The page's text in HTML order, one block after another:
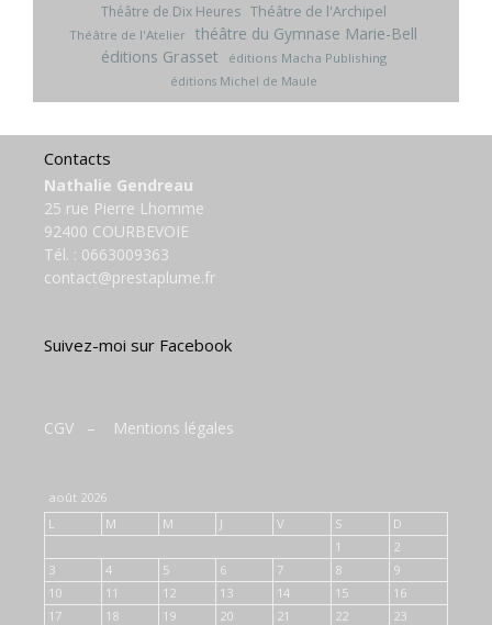
Théâtre de Dix Heures Théâtre de l'Archipel
Théâtre de l'Atelier théâtre du Gymnase Marie-Bell
éditions Grasset
éditions Macha Publishing
éditions Michel de Maule
Contacts
Nathalie Gendreau
25 rue Pierre Lhomme
92400 COURBEVOIE
Tél. : 0663009363
contact@prestaplume.fr
Suivez-moi sur Facebook
CGV – Mentions légales
août 2026
L
M M J V S
D
1
2
3
4 5 6 7 8
9
10
11 12 13 14 15
16
17
18 19 20 21 22 23